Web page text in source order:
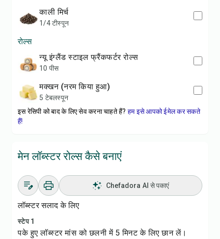
काली मिर्च
1/4 टीस्पून
रोल्स
न्यू इंग्लैंड स्टाइल फ्रैंकफर्टर रोल्स
10 पीस
मक्खन (नरम किया हुआ)
5 टेबलस्पून
इस रेसिपी को बाद के लिए सेव करना चाहते हैं? हम इसे आपको ईमेल कर सकते
हैं!
मेन लॉब्स्टर रोल्स कैसे बनाएं
Chefadora AI से पकाएं
लॉब्स्टर सलाद के लिए
स्टेप 1
पके हुए लॉब्स्टर मांस को छलनी में 5 मिनट के लिए छान लें।